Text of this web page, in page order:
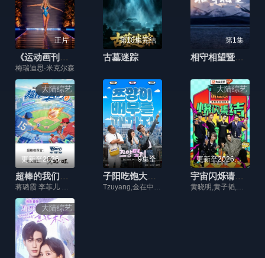
正片
《运动画刊》泳装伸展台
梅瑞迪思·米克尔森
第10集完结
古墓迷踪
第1集
相守相望暨守护哈拉湖行动
大陆综艺
更新至20260731期
超棒的我们第二季
蒋璐霞 李菲儿 屈菁菁 刘维 吴俊霆 赵辰龙
9集全
子阳吃饱大作战
Tzuyang,金在中,秋成勋,朴明秀,郑俊河,崔洪万,金光奎
大陆综艺
更新至20260319期
宇宙闪烁请注意
黄晓明,黄子韬,刘耀文,邵子恒,王鹤棣,于洋
大陆综艺